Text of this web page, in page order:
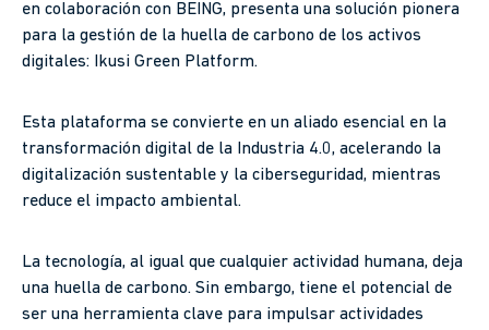
en colaboración con BEING, presenta una solución pionera
para la gestión de la huella de carbono de los activos
digitales: Ikusi Green Platform.
Esta plataforma se convierte en un aliado esencial en la
transformación digital de la Industria 4.0, acelerando la
digitalización sustentable y la ciberseguridad, mientras
reduce el impacto ambiental.
La tecnología, al igual que cualquier actividad humana, deja
una huella de carbono. Sin embargo, tiene el potencial de
ser una herramienta clave para impulsar actividades